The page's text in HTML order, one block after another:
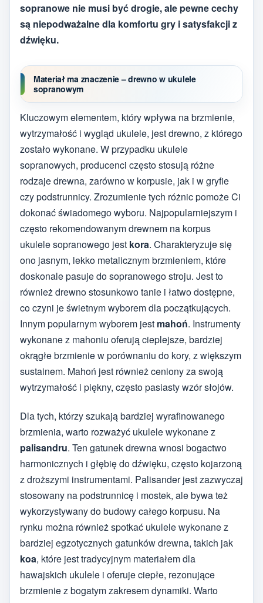
sopranowe nie musi być drogie, ale pewne cechy
są niepodważalne dla komfortu gry i satysfakcji z
dźwięku.
Materiał ma znaczenie – drewno w ukulele
sopranowym
Kluczowym elementem, który wpływa na brzmienie,
wytrzymałość i wygląd ukulele, jest drewno, z którego
zostało wykonane. W przypadku ukulele
sopranowych, producenci często stosują różne
rodzaje drewna, zarówno w korpusie, jak i w gryfie
czy podstrunnicy. Zrozumienie tych różnic pomoże Ci
dokonać świadomego wyboru. Najpopularniejszym i
często rekomendowanym drewnem na korpus
ukulele sopranowego jest kora. Charakteryzuje się
ono jasnym, lekko metalicznym brzmieniem, które
doskonale pasuje do sopranowego stroju. Jest to
również drewno stosunkowo tanie i łatwo dostępne,
co czyni je świetnym wyborem dla początkujących.
Innym popularnym wyborem jest mahoń. Instrumenty
wykonane z mahoniu oferują cieplejsze, bardziej
okrągłe brzmienie w porównaniu do kory, z większym
sustainem. Mahoń jest również ceniony za swoją
wytrzymałość i piękny, często pasiasty wzór słojów.
Dla tych, którzy szukają bardziej wyrafinowanego
brzmienia, warto rozważyć ukulele wykonane z
palisandru. Ten gatunek drewna wnosi bogactwo
harmonicznych i głębię do dźwięku, często kojarzoną
z droższymi instrumentami. Palisander jest zazwyczaj
stosowany na podstrunnicę i mostek, ale bywa też
wykorzystywany do budowy całego korpusu. Na
rynku można również spotkać ukulele wykonane z
bardziej egzotycznych gatunków drewna, takich jak
koa, które jest tradycyjnym materiałem dla
hawajskich ukulele i oferuje ciepłe, rezonujące
brzmienie z bogatym zakresem dynamiki. Warto